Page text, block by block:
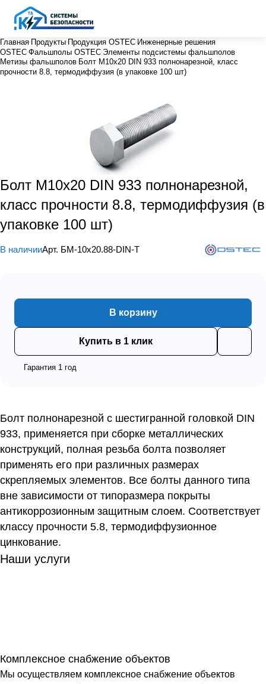
Главная Продукты Продукция OSTEC Инженерные решения
OSTEC Фальшполы OSTEC Элементы подсистемы фальшполов
Метизы фальшполов Болт М10х20 DIN 933 полнонарезной, класс
прочности 8.8, термодиффузия (в упаковке 100 шт)
Болт М10х20 DIN 933 полнонарезной,
класс прочности 8.8, термодиффузия (в
упаковке 100 шт)
В наличииАрт. БМ-10х20.88-DIN-Т
В корзину
Купить в 1 клик
Гарантия 1 год
Болт полнонарезной с шестигранной головкой DIN
933, применяется при сборке металлических
конструкций, полная резьба болта позволяет
применять его при различных размерах
скрепляемых элементов. Все болты данного типа
вне зависимости от типоразмера покрыты
антикоррозионным защитным слоем. Соответствует
классу прочности 5.8, термодиффузионное
цинкование.
Наши услуги
Комплексное снабжение объектов
Мы осуществляем комплексное снабжение объектов